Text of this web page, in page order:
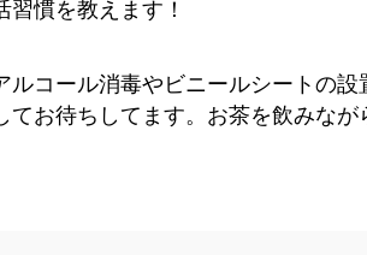
慣を教えます！
コール消毒やビニールシートの
お待ちしてます。お茶を飲みなが